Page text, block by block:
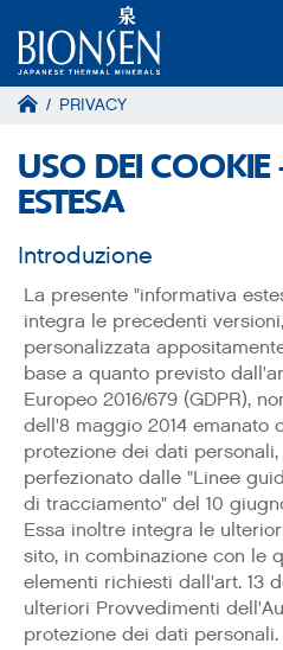
/ PRIVACY
USO DEI
ESTESA
Introduzione
La presente "informativa
integra le precedenti
personalizzata
base a quanto previsto
Europeo 2016/679 (GDPR),
dell'8 maggio 2014 emanato
protezione dei dati
perfezionato dalle "Linee
di tracciamento" del 10
Essa inoltre integra le
sito, in combinazione con le
elementi richiesti dall'art. 13
ulteriori Provvedimenti
protezione dei dati personali.